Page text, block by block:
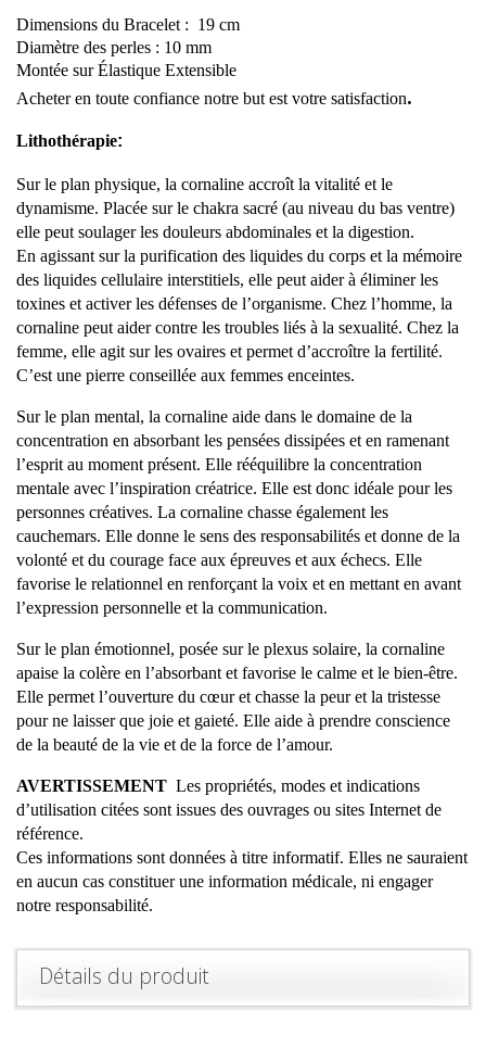
Dimensions du Bracelet : 19 cm
Diamètre des perles : 10 mm
Montée sur Élastique Extensible
Acheter en toute confiance notre but est votre satisfaction.
Lithothérapie:
Sur le plan physique, la cornaline accroît la vitalité et le
dynamisme. Placée sur le chakra sacré (au niveau du bas ventre)
elle peut soulager les douleurs abdominales et la digestion.
En agissant sur la purification des liquides du corps et la mémoire
des liquides cellulaire interstitiels, elle peut aider à éliminer les
toxines et activer les défenses de l’organisme. Chez l’homme, la
cornaline peut aider contre les troubles liés à la sexualité. Chez la
femme, elle agit sur les ovaires et permet d’accroître la fertilité.
C’est une pierre conseillée aux femmes enceintes.
Sur le plan mental, la cornaline aide dans le domaine de la
concentration en absorbant les pensées dissipées et en ramenant
l’esprit au moment présent. Elle rééquilibre la concentration
mentale avec l’inspiration créatrice. Elle est donc idéale pour les
personnes créatives. La cornaline chasse également les
cauchemars. Elle donne le sens des responsabilités et donne de la
volonté et du courage face aux épreuves et aux échecs. Elle
favorise le relationnel en renforçant la voix et en mettant en avant
l’expression personnelle et la communication.
Sur le plan émotionnel, posée sur le plexus solaire, la cornaline
apaise la colère en l’absorbant et favorise le calme et le bien-être.
Elle permet l’ouverture du cœur et chasse la peur et la tristesse
pour ne laisser que joie et gaieté. Elle aide à prendre conscience
de la beauté de la vie et de la force de l’amour.
AVERTISSEMENT Les propriétés, modes et indications
d’utilisation citées sont issues des ouvrages ou sites Internet de
référence.
Ces informations sont données à titre informatif. Elles ne sauraient
en aucun cas constituer une information médicale, ni engager
notre responsabilité.
Détails du produit